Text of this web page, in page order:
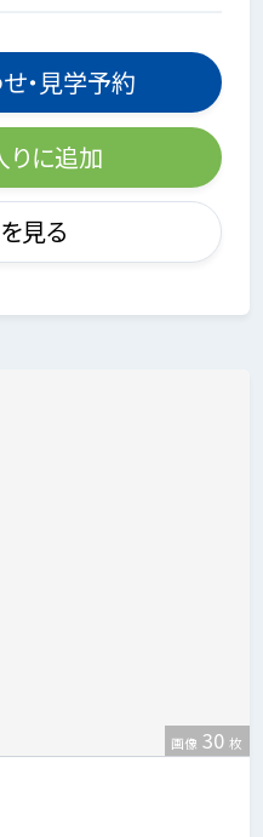
・見学予約
りに追加
見る
画像 30 枚